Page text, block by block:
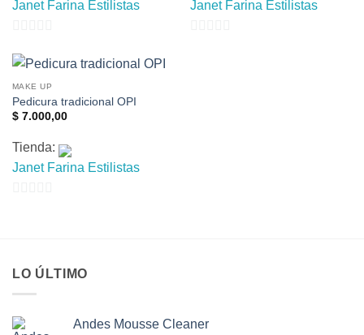
Janet Farina Estilistas
de
5
Janet Farina Estilistas
MAKE UP
Pedicura tradicional OPI
$7.000,00
Tienda:
Janet Farina Estilistas
LO ÚLTIMO
Andes Mousse Cleaner